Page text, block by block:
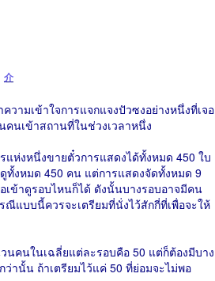
介
วามเข้าใจการแจกแจงปัวซงอย่างหนึ่งที่เจอ
คนเข้าสถานที่ในช่วงเวลาหนึ่ง
ห่งหนึ่งขายตั๋วการแสดงได้ทั้งหมด 450 ใบ
ทั้งหมด 450 คน แต่การแสดงจัดทั้งหมด 9
เข้าดูรอบไหนก็ได้ ดังนั้นบางรอบอาจมีคน
ณีแบบนี้ควรจะเตรียมที่นั่งไว้สักกี่ที่เพื่อจะให้
คนในเฉลี่ยแต่ละรอบคือ 50 แต่ก็ต้องมีบาง
านั้น ถ้าเตรียมไว้แค่ 50 ที่ย่อมจะไม่พอ